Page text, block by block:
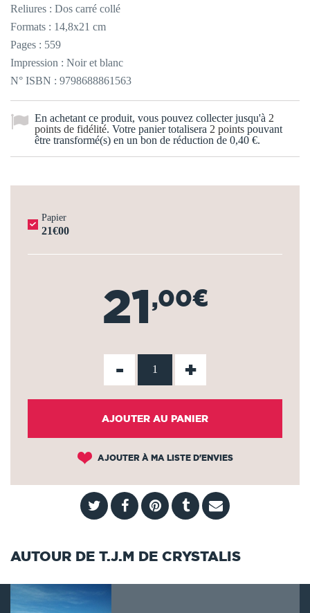
Reliures : Dos carré collé
Formats : 14,8x21 cm
Pages : 559
Impression : Noir et blanc
N° ISBN : 9798688861563
En achetant ce produit, vous pouvez collecter jusqu'à 2
points de fidélité. Votre panier totalisera 2 points pouvant
être transformé(s) en un bon de réduction de 0,40 €.
Papier
21€00
21,00€
- +
AJOUTER AU PANIER
AJOUTER À MA LISTE D'ENVIES
AUTOUR DE T.J.M DE CRYSTALIS